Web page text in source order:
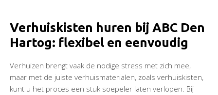
Verhuiskisten huren bij ABC Den
Hartog: flexibel en eenvoudig
Verhuizen brengt vaak de nodige stress met zich mee,
maar met de juiste verhuismaterialen, zoals verhuiskisten,
kunt u het proces een stuk soepeler laten verlopen. Bij